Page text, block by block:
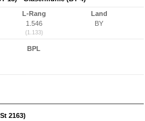
L-Rang
1.546
(1.133)
Land
BY
BPL
2163)